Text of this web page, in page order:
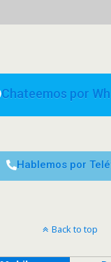
Chateemos por
Hablemos por
Back to top